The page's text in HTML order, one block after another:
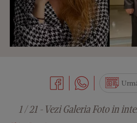
1 / 21 - Vezi Galeria Foto in